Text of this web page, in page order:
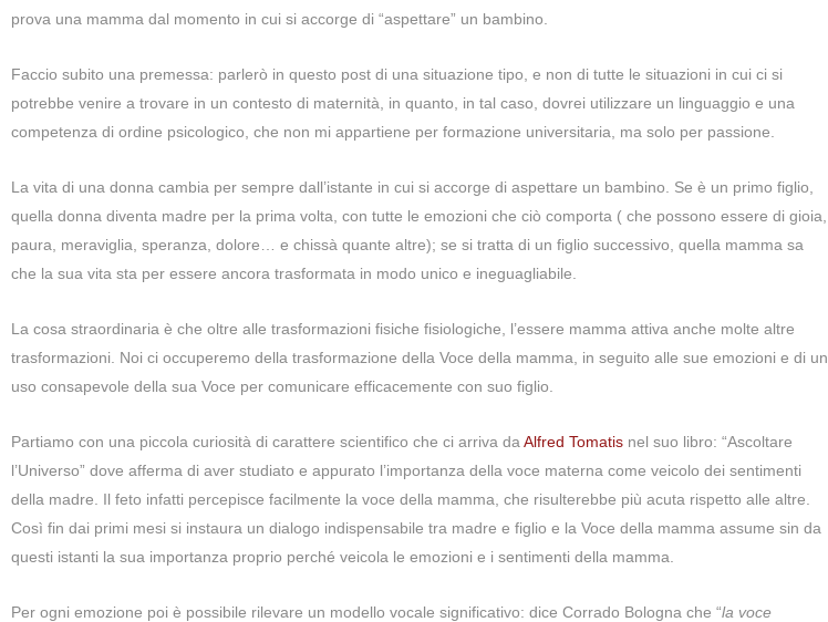
prova una mamma dal momento in cui si accorge di “aspettare” un bambino.
Faccio subito una premessa: parlerò in questo post di una situazione tipo, e non di tutte le situazioni in cui ci si
potrebbe venire a trovare in un contesto di maternità, in quanto, in tal caso, dovrei utilizzare un linguaggio e una
competenza di ordine psicologico, che non mi appartiene per formazione universitaria, ma solo per passione.
La vita di una donna cambia per sempre dall’istante in cui si accorge di aspettare un bambino. Se è un primo figlio,
quella donna diventa madre per la prima volta, con tutte le emozioni che ciò comporta ( che possono essere di gioia,
paura, meraviglia, speranza, dolore… e chissà quante altre); se si tratta di un figlio successivo, quella mamma sa
che la sua vita sta per essere ancora trasformata in modo unico e ineguagliabile.
La cosa straordinaria è che oltre alle trasformazioni fisiche fisiologiche, l’essere mamma attiva anche molte altre
trasformazioni. Noi ci occuperemo della trasformazione della Voce della mamma, in seguito alle sue emozioni e di un
uso consapevole della sua Voce per comunicare efficacemente con suo figlio.
Partiamo con una piccola curiosità di carattere scientifico che ci arriva da Alfred Tomatis nel suo libro: “Ascoltare
l’Universo” dove afferma di aver studiato e appurato l’importanza della voce materna come veicolo dei sentimenti
della madre. Il feto infatti percepisce facilmente la voce della mamma, che risulterebbe più acuta rispetto alle altre.
Così fin dai primi mesi si instaura un dialogo indispensabile tra madre e figlio e la Voce della mamma assume sin da
questi istanti la sua importanza proprio perché veicola le emozioni e i sentimenti della mamma.
Per ogni emozione poi è possibile rilevare un modello vocale significativo: dice Corrado Bologna che “la voce